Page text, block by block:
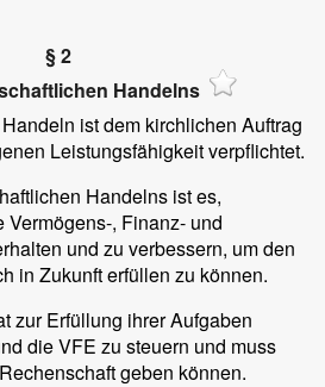
§ 2
Handelns
ist dem kirchlichen Auftrag
Leistungsfähigkeit verpflichtet.
Handelns ist es,
, Finanz- und
und zu verbessern, um den
in Zukunft erfüllen zu können.
zur Erfüllung ihrer Aufgaben
die VFE zu steuern und muss
geben können.